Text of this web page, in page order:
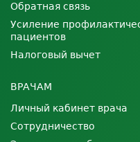
Обратная связь
Усиление
пациентов
Налоговый вычет
ВРАЧАМ
Личный кабинет врача
Сотрудничество